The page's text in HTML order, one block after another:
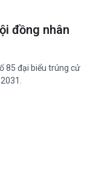
đồng nhân
85 đại biểu trúng cử